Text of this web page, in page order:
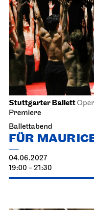
Stuttgarter Ballett
Premiere
Ballettabend
FÜR
04.06.2027
19:00 - 21:30